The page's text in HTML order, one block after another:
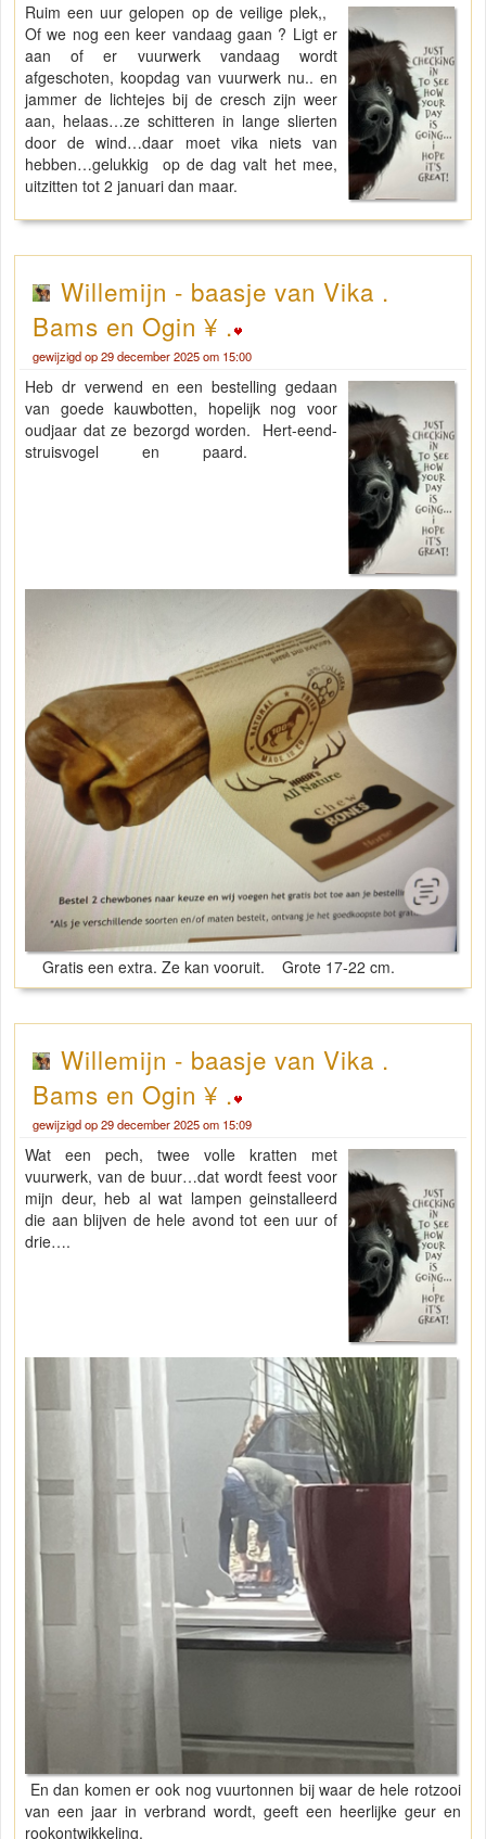
Ruim een uur gelopen op de veilige plek,,
Of we nog een keer vandaag gaan ? Ligt er
aan of er vuurwerk vandaag wordt
afgeschoten, koopdag van vuurwerk nu.. en
jammer de lichtejes bij de cresch zijn weer
aan, helaas…ze schitteren in lange slierten
door de wind…daar moet vika niets van
hebben…gelukkig op de dag valt het mee,
uitzitten tot 2 januari dan maar.
Willemijn - baasje van Vika .
Bams en Ogin ¥ .
gewijzigd op 29 december 2025 om 15:00
Heb dr verwend en een bestelling gedaan
van goede kauwbotten, hopelijk nog voor
oudjaar dat ze bezorgd worden. Hert-eend-
struisvogel en paard.
Gratis een extra. Ze kan vooruit. Grote 17-22 cm.
Willemijn - baasje van Vika .
Bams en Ogin ¥ .
gewijzigd op 29 december 2025 om 15:09
Wat een pech, twee volle kratten met
vuurwerk, van de buur…dat wordt feest voor
mijn deur, heb al wat lampen geinstalleerd
die aan blijven de hele avond tot een uur of
drie….
En dan komen er ook nog vuurtonnen bij waar de hele rotzooi
van een jaar in verbrand wordt, geeft een heerlijke geur en
rookontwikkeling.